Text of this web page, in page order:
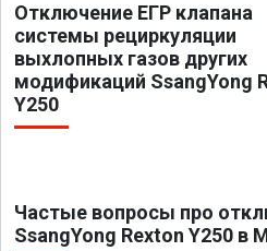
Отключение ЕГР клапана
системы рециркуляции
выхлопных газов других
модификаций SsangYong
Y250
Частые вопросы про
SsangYong Rexton Y250 в